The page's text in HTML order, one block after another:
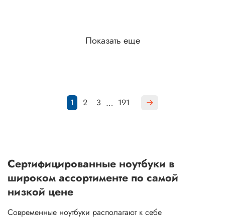
Показать еще
1 2 3 … 191
Сертифицированные ноутбуки в
широком ассортименте по самой
низкой цене
Современные ноутбуки располагают к себе